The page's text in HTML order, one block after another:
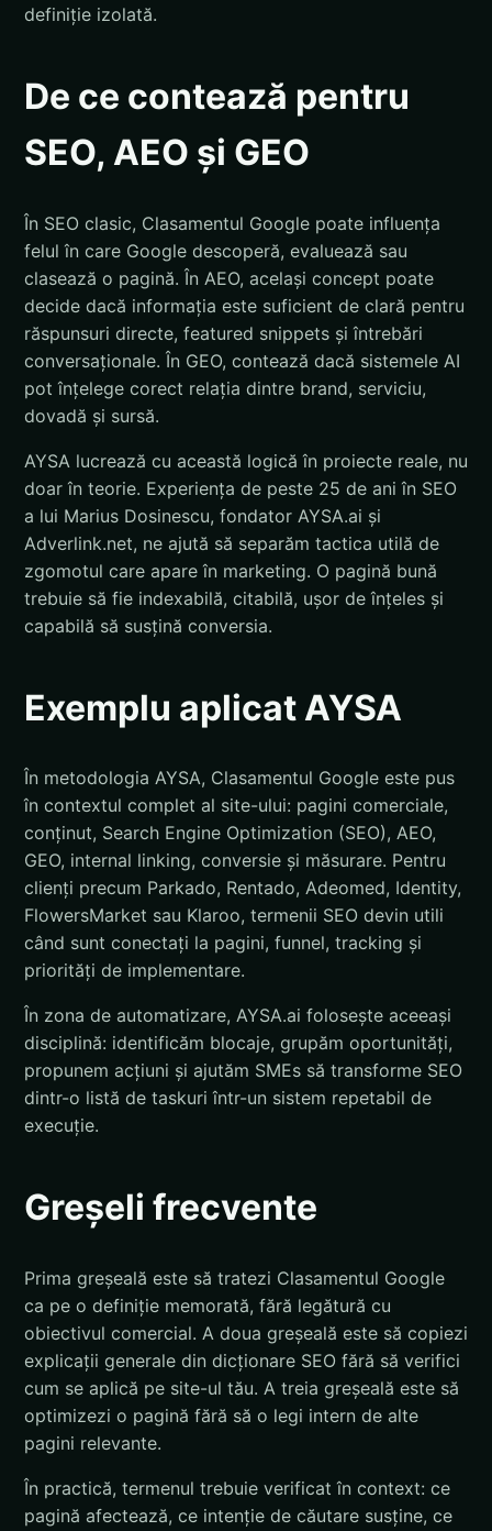
definiție izolată.
De ce contează pentru
SEO, AEO și GEO
În SEO clasic, Clasamentul Google poate influența
felul în care Google descoperă, evaluează sau
clasează o pagină. În AEO, același concept poate
decide dacă informația este suficient de clară pentru
răspunsuri directe, featured snippets și întrebări
conversaționale. În GEO, contează dacă sistemele AI
pot înțelege corect relația dintre brand, serviciu,
dovadă și sursă.
AYSA lucrează cu această logică în proiecte reale, nu
doar în teorie. Experiența de peste 25 de ani în SEO
a lui Marius Dosinescu, fondator AYSA.ai și
Adverlink.net, ne ajută să separăm tactica utilă de
zgomotul care apare în marketing. O pagină bună
trebuie să fie indexabilă, citabilă, ușor de înțeles și
capabilă să susțină conversia.
Exemplu aplicat AYSA
În metodologia AYSA, Clasamentul Google este pus
în contextul complet al site-ului: pagini comerciale,
conținut, Search Engine Optimization (SEO), AEO,
GEO, internal linking, conversie și măsurare. Pentru
clienți precum Parkado, Rentado, Adeomed, Identity,
FlowersMarket sau Klaroo, termenii SEO devin utili
când sunt conectați la pagini, funnel, tracking și
priorități de implementare.
În zona de automatizare, AYSA.ai folosește aceeași
disciplină: identificăm blocaje, grupăm oportunități,
propunem acțiuni și ajutăm SMEs să transforme SEO
dintr-o listă de taskuri într-un sistem repetabil de
execuție.
Greșeli frecvente
Prima greșeală este să tratezi Clasamentul Google
ca pe o definiție memorată, fără legătură cu
obiectivul comercial. A doua greșeală este să copiezi
explicații generale din dicționare SEO fără să verifici
cum se aplică pe site-ul tău. A treia greșeală este să
optimizezi o pagină fără să o legi intern de alte
pagini relevante.
În practică, termenul trebuie verificat în context: ce
pagină afectează, ce intenție de căutare susține, ce